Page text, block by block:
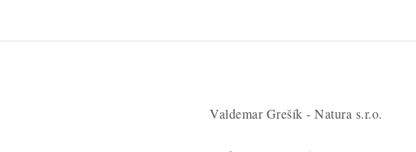
Valdemar Grešík - Natura s.r.o.